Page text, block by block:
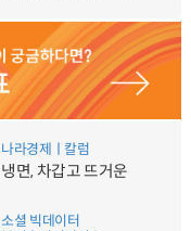
나라경제ㅣ칼럼
냉면, 차갑고 뜨거운
소셜 빅데이터